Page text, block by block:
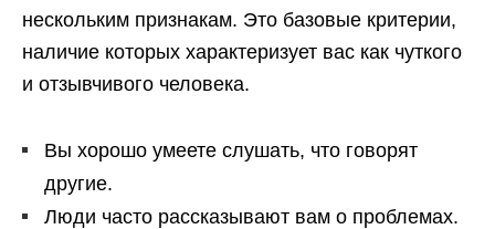
нескольким признакам. Это базовые критерии,
наличие которых характеризует вас как чуткого
и отзывчивого человека.
Вы хорошо умеете слушать, что говорят
другие.
Люди часто рассказывают вам о проблемах.